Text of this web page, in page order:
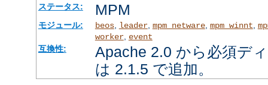
ステータス: MPM
モジュール: beos, leader, mpm_netware, mpm_winnt
worker, event
互換性:
Apache 2.0 から必須デ
は 2.1.5 で追加。